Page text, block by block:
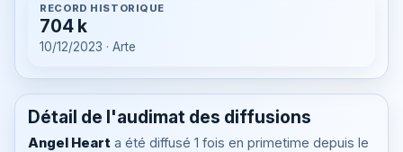
RECORD HISTORIQUE
704 k
10/12/2023 · Arte
Détail de l'audimat des diffusions
Angel Hearta été diffusé 1 fois en primetime depuis le